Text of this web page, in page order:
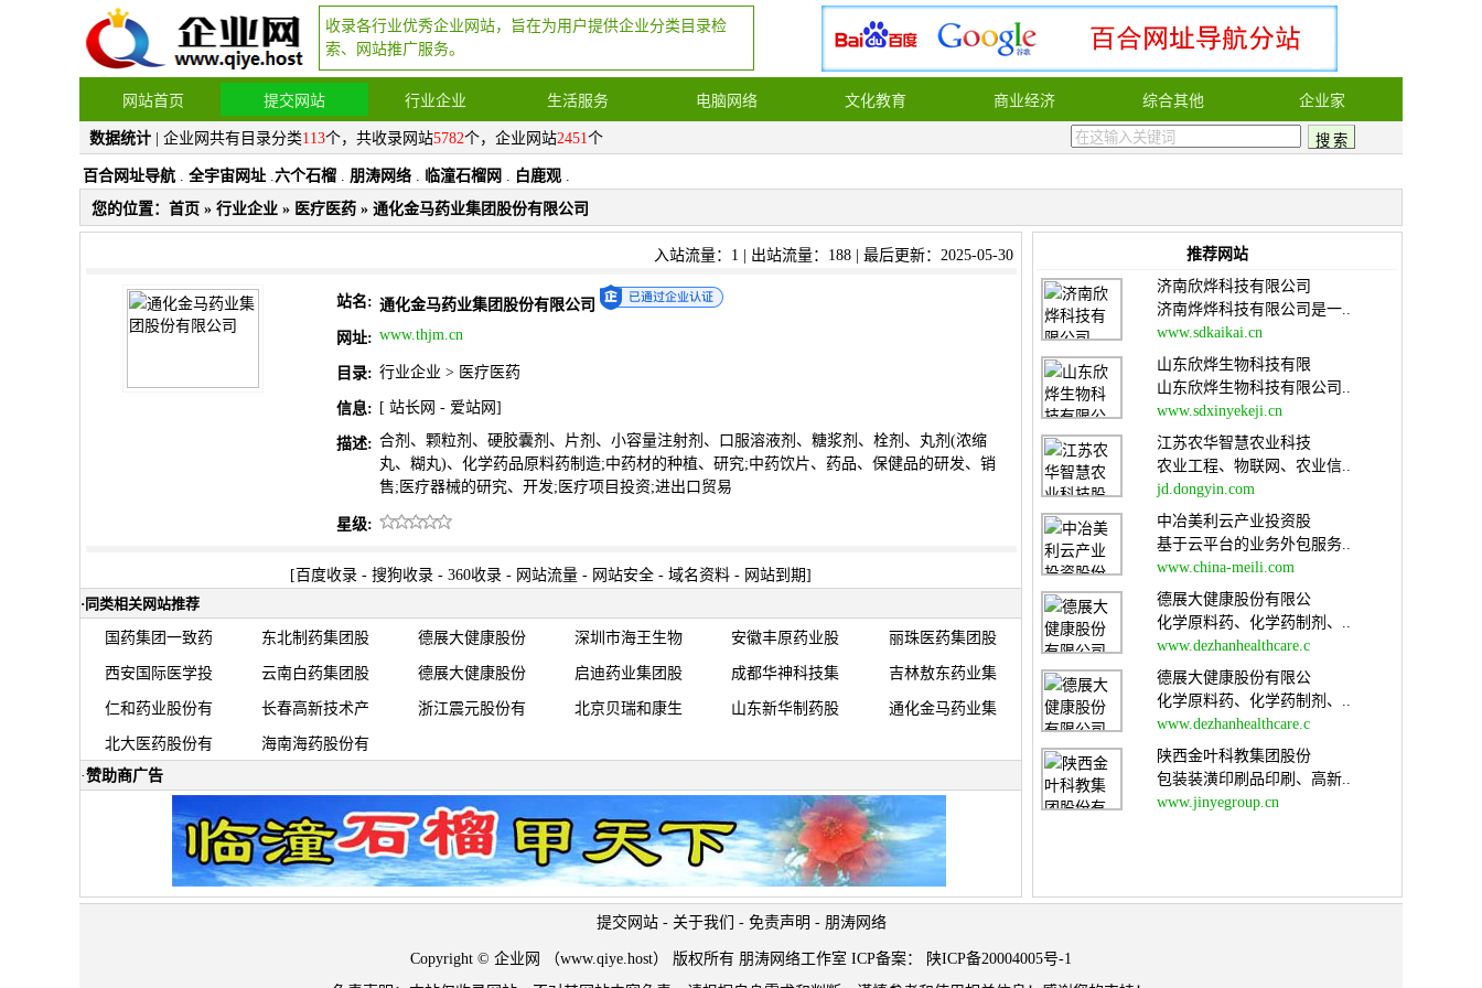
收录各行业优秀企业网站，旨在为用户提供企业分类目录检
索、网站推广服务。
网站首页 提交网站 行业企业 生活服务 电脑网络 文化教育 商业经济 综合其他 企业家
数据统计 | 企业网共有目录分类113个，共收录网站5782个，企业网站2451个
百合网址导航 . 全宇宙网址 .六个石榴 . 朋涛网络 . 临潼石榴网 . 白鹿观 .
您的位置： 首页 » 行业企业 » 医疗医药 » 通化金马药业集团股份有限公司
入站流量：1 | 出站流量：188 | 最后更新：2025-05-30
站名: 通化金马药业集团股份有限公司
网址: www.thjm.cn
目录: 行业企业 > 医疗医药
信息: [ 站长网 - 爱站网 ]
描述: 合剂、颗粒剂、硬胶囊剂、片剂、小容量注射剂、口服溶液剂、糖浆剂、栓剂、丸剂(浓缩
丸、糊丸)、化学药品原料药制造;中药材的种植、研究;中药饮片、药品、保健品的研发、销
售;医疗器械的研究、开发;医疗项目投资;进出口贸易
星级:
[ 百度收录 - 搜狗收录 - 360收录 - 网站流量 - 网站安全 - 域名资料 - 网站到期]
· 同类相关网站推荐
国药集团一致药 东北制药集团股 德展大健康股份 深圳市海王生物 安徽丰原药业股 丽珠医药集团股
西安国际医学投 云南白药集团股 德展大健康股份 启迪药业集团股 成都华神科技集 吉林敖东药业集
仁和药业股份有 长春高新技术产 浙江震元股份有 北京贝瑞和康生 山东新华制药股 通化金马药业集
北大医药股份有
海南海药股份有
·赞助商广告
推荐网站
济南欣烨科技有限公司
济南烨烨科技有限公司是一..
www.sdkaikai.cn
山东欣烨生物科技有限
山东欣烨生物科技有限公司..
www.sdxinyekeji.cn
江苏农华智慧农业科技
农业工程、物联网、农业信..
jd.dongyin.com
中冶美利云产业投资股
基于云平台的业务外包服务..
www.china-meili.com
德展大健康股份有限公
化学原料药、化学药制剂、..
www.dezhanhealthcare.c
德展大健康股份有限公
化学原料药、化学药制剂、..
www.dezhanhealthcare.c
陕西金叶科教集团股份
包装装潢印刷品印刷、高新..
www.jinyegroup.cn
提交网站 - 关于我们 - 免责声明 - 朋涛网络
Copyright © 企业网 （www.qiye.host） 版权所有 朋涛网络工作室 ICP备案：
陕ICP备20004005号-1